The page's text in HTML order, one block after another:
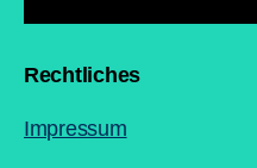
Rechtliches
Impressum